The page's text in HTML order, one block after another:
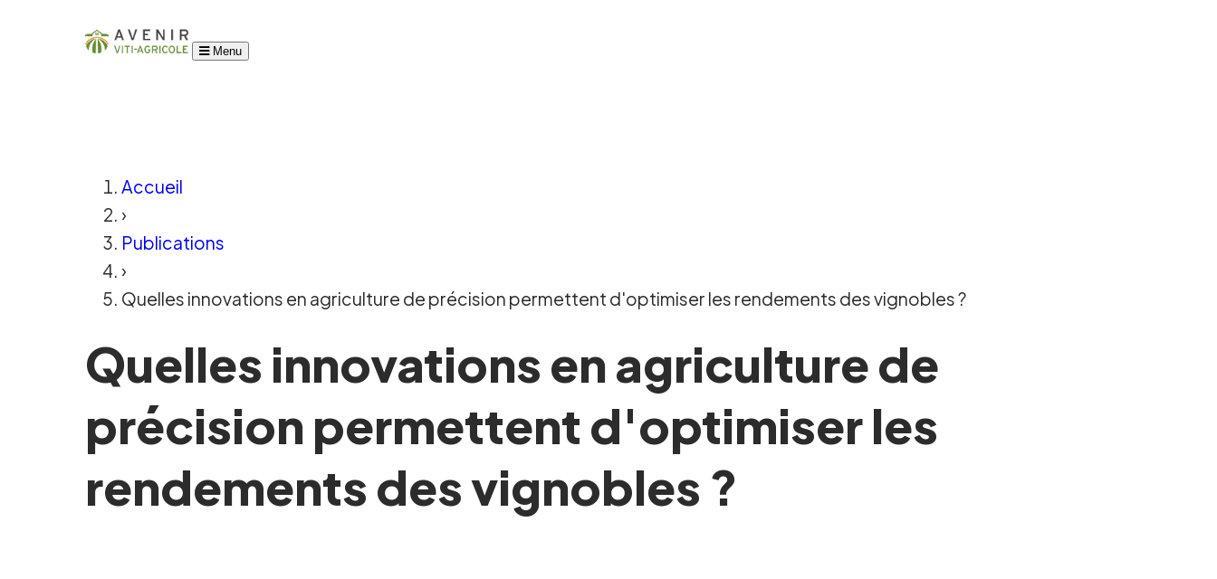
Menu
Accueil
›
Publications
›
Quelles innovations en agriculture de précision permettent d'optimiser les rendements des vignobles ?
Quelles innovations en agriculture de
précision permettent d'optimiser les
rendements des vignobles ?